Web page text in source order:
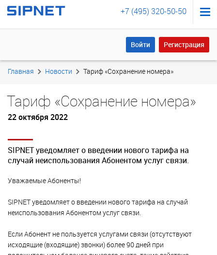
+7 (495) 320-50-50
Войти Регистрация
Войти Регистрация
Главная Новости Тариф «Сохранение номера»
Тариф «Сохранение номера»
22 октября 2022
SIPNET уведомляет о введении нового тарифа на
случай неиспользования Абонентом услуг связи.
Уважаемые Абоненты!
SIPNET уведомляет о введении нового тарифа на случай
неиспользования Абонентом услуг связи.
Если Абонент не пользуется услугами связи (отсутствуют
исходящие (входящие) звонки) более 90 дней при